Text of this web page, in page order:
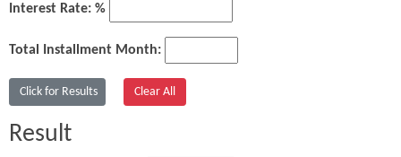
Interest Rate: %
Total Installment Month:
Result